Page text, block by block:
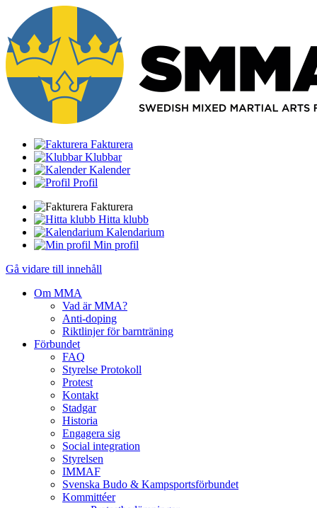
Fakturera
Klubbar
Kalender
Profil
Fakturera
Hitta klubb
Kalendarium
Min profil
Gå vidare till innehåll
Om MMA
Vad är MMA?
Anti-doping
Riktlinjer för barnträning
Förbundet
FAQ
Styrelse Protokoll
Protest
Kontakt
Stadgar
Historia
Engagera sig
Social integration
Styrelsen
IMMAF
Svenska Budo & Kampsportsförbundet
Kommittéer